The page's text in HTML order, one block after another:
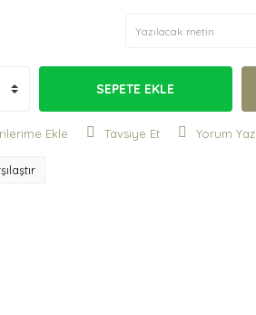
SEPETE EKLE
Tavsiye Et Yorum Yaz